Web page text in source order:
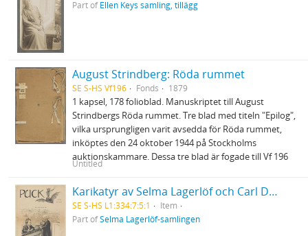
Part ofEllen Keys samling, tillägg
August Strindberg: Röda rummet
SE S-HS Vf196 Fonds 1879
1 kapsel, 178 folioblad. Manuskriptet till August
Strindbergs Röda rummet. Tre blad med titeln "Epilog",
vilka ursprungligen varit avsedda för Röda rummet,
inköptes den 24 oktober 1944 på Stockholms
auktionskammare. Dessa tre blad är fogade till Vf 196
Untitled
Karikatyr av Selma Lagerlöf och Carl David af Wirsén
SE S-HS L1:334:7:5:1
Item
Part ofSelma Lagerlöf-samlingen